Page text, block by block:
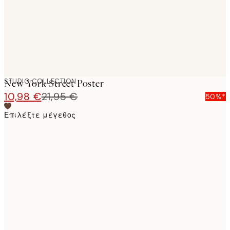
STUDIO COLLECTION
New York Street Poster
10,98 €21,95 €
50%*
Επιλέξτε μέγεθος